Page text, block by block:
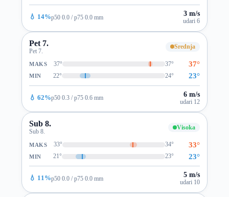
💧 14%p50 0.0 / p75 0.0 mm 3 m/s
udari 6
Pet 7.
Pet 7.
Srednja
MAKS 37° 37° 37°
MIN 22° 24° 23°
💧 62%p50 0.3 / p75 0.6 mm 6 m/s
udari 12
Sub 8.
Sub 8.
Visoka
MAKS 33° 34° 33°
MIN 21° 23° 23°
💧 11%p50 0.0 / p75 0.0 mm 5 m/s
udari 10